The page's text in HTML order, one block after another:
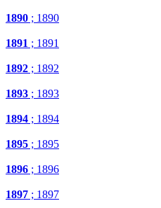
1890 ; 1890
1891 ; 1891
1892 ; 1892
1893 ; 1893
1894 ; 1894
1895 ; 1895
1896 ; 1896
1897 ; 1897